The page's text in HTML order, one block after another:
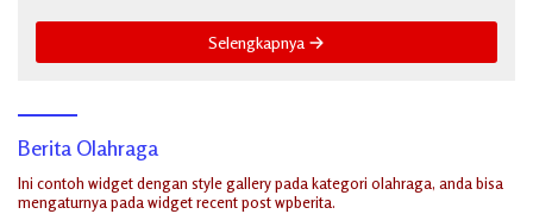
Selengkapnya
Berita Olahraga
Ini contoh widget dengan style gallery pada kategori olahraga, anda bisa
mengaturnya pada widget recent post wpberita.